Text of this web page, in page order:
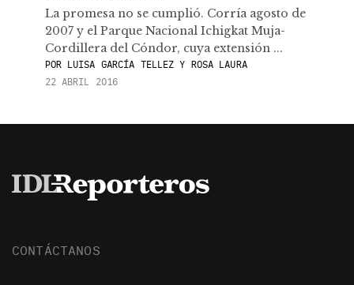
La promesa no se cumplió. Corría agosto de
2007 y el Parque Nacional Ichigkat Muja-
Cordillera del Cóndor, cuya extensión ...
PORLUISA GARCÍA TELLEZ Y ROSA LAURA
22 ABRIL 2016
CONTÁCTANOS